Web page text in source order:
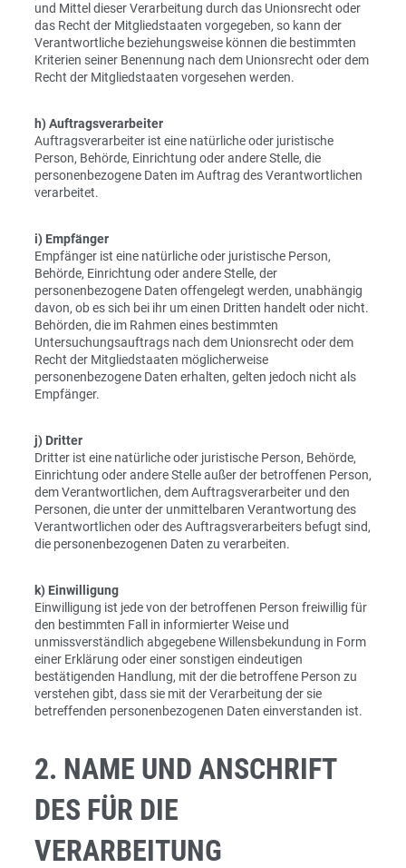
und Mittel dieser Verarbeitung durch das Unionsrecht oder
das Recht der Mitgliedstaaten vorgegeben, so kann der
Verantwortliche beziehungsweise können die bestimmten
Kriterien seiner Benennung nach dem Unionsrecht oder dem
Recht der Mitgliedstaaten vorgesehen werden.
h) Auftragsverarbeiter
Auftragsverarbeiter ist eine natürliche oder juristische
Person, Behörde, Einrichtung oder andere Stelle, die
personenbezogene Daten im Auftrag des Verantwortlichen
verarbeitet.
i) Empfänger
Empfänger ist eine natürliche oder juristische Person,
Behörde, Einrichtung oder andere Stelle, der
personenbezogene Daten offengelegt werden, unabhängig
davon, ob es sich bei ihr um einen Dritten handelt oder nicht.
Behörden, die im Rahmen eines bestimmten
Untersuchungsauftrags nach dem Unionsrecht oder dem
Recht der Mitgliedstaaten möglicherweise
personenbezogene Daten erhalten, gelten jedoch nicht als
Empfänger.
j) Dritter
Dritter ist eine natürliche oder juristische Person, Behörde,
Einrichtung oder andere Stelle außer der betroffenen Person,
dem Verantwortlichen, dem Auftragsverarbeiter und den
Personen, die unter der unmittelbaren Verantwortung des
Verantwortlichen oder des Auftragsverarbeiters befugt sind,
die personenbezogenen Daten zu verarbeiten.
k) Einwilligung
Einwilligung ist jede von der betroffenen Person freiwillig für
den bestimmten Fall in informierter Weise und
unmissverständlich abgegebene Willensbekundung in Form
einer Erklärung oder einer sonstigen eindeutigen
bestätigenden Handlung, mit der die betroffene Person zu
verstehen gibt, dass sie mit der Verarbeitung der sie
betreffenden personenbezogenen Daten einverstanden ist.
2. NAME UND ANSCHRIFT
DES FÜR DIE
VERARBEITUNG